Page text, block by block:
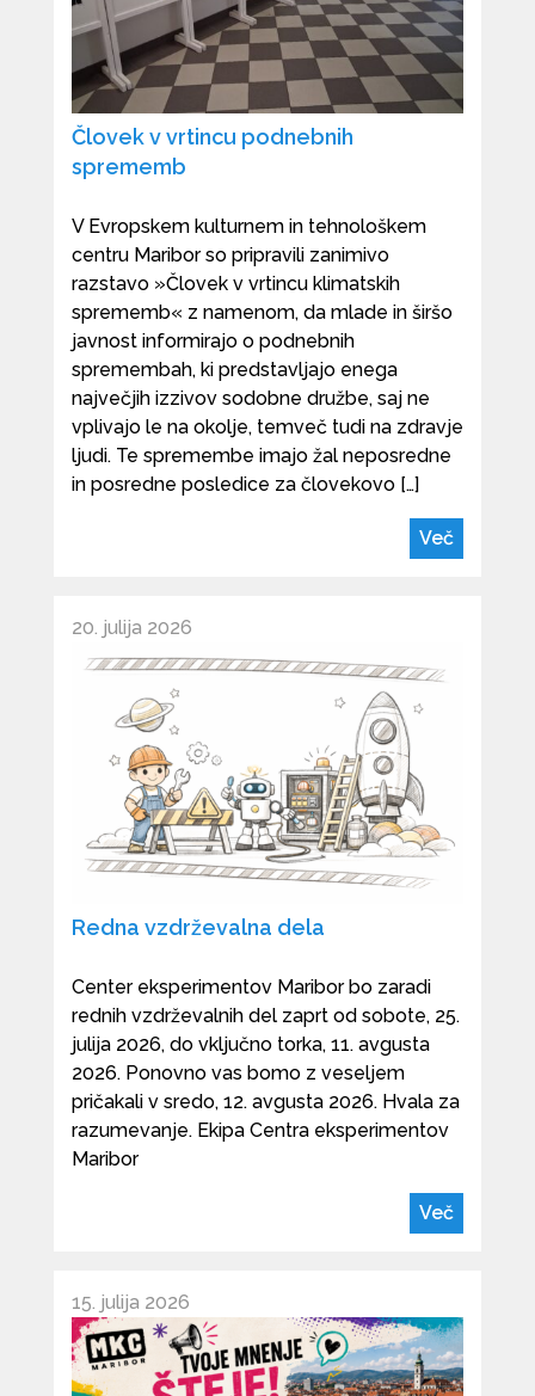
Človek v vrtincu podnebnih
sprememb
V Evropskem kulturnem in tehnološkem
centru Maribor so pripravili zanimivo
razstavo »Človek v vrtincu klimatskih
sprememb« z namenom, da mlade in širšo
javnost informirajo o podnebnih
spremembah, ki predstavljajo enega
največjih izzivov sodobne družbe, saj ne
vplivajo le na okolje, temveč tudi na zdravje
ljudi. Te spremembe imajo žal neposredne
in posredne posledice za človekovo […]
Več
20. julija 2026
Redna vzdrževalna dela
Center eksperimentov Maribor bo zaradi
rednih vzdrževalnih del zaprt od sobote, 25.
julija 2026, do vključno torka, 11. avgusta
2026. Ponovno vas bomo z veseljem
pričakali v sredo, 12. avgusta 2026. Hvala za
razumevanje. Ekipa Centra eksperimentov
Maribor
Več
15. julija 2026